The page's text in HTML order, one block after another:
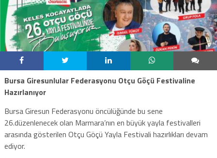
Bursa Giresunlular Federasyonu Otçu Göçü Festivaline
Hazırlanıyor
Bursa Giresun Federasyonu öncülüğünde bu sene
26.düzenlenecek olan Marmara’nın en büyük yayla festivalleri
arasında gösterilen Otçu Göçü Yayla Festivali hazırlıkları devam
ediyor.